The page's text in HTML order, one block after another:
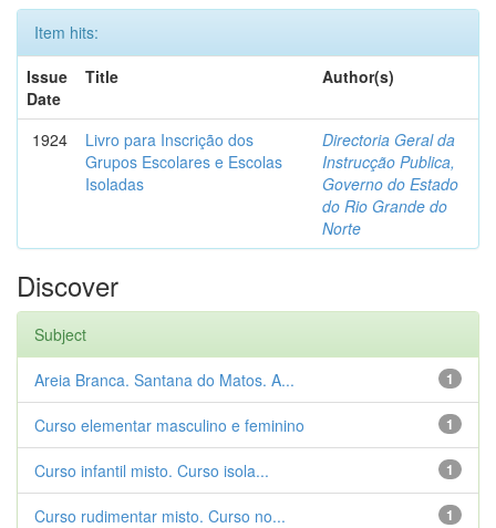
Item hits:
Issue
Date
Title Author(s)
1924
Livro para Inscrição dos
Grupos Escolares e Escolas
Isoladas
Directoria Geral da
Instrucção Publica,
Governo do Estado
do Rio Grande do
Norte
Discover
Subject
1
Areia Branca. Santana do Matos. A...
1
Curso elementar masculino e feminino
1
Curso infantil misto. Curso isola...
1
Curso rudimentar misto. Curso no...